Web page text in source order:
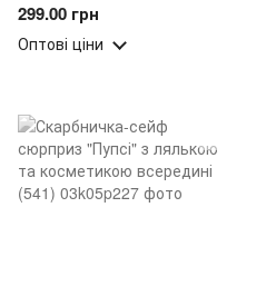
299.00 грн
Оптові ціни